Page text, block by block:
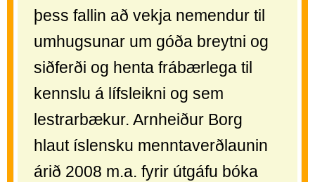
þess fallin að vekja nemendur til
umhugsunar um góða breytni og
siðferði og henta frábærlega til
kennslu á lífsleikni og sem
lestrarbækur. Arnheiður Borg
hlaut íslensku menntaverðlaunin
árið 2008 m.a. fyrir útgáfu bóka